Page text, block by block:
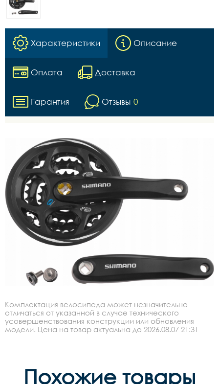
Характеристики Описание
Оплата Доставка
Гарантия Отзывы 0
Комплектация велосипеда может незначительно
отличаться от указанной в случае технического
усовершенствования конструкции или обновления
модели. Цена на товар актуальна до 2026.08.07 21:31
Похожие товары